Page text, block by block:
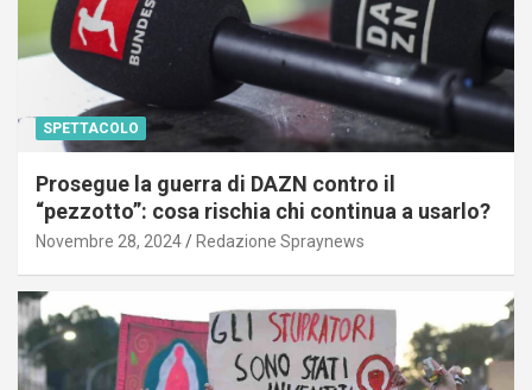
SPETTACOLO
Prosegue la guerra di DAZN contro il
“pezzotto”: cosa rischia chi continua a usarlo?
Novembre 28, 2024 Redazione Spraynews